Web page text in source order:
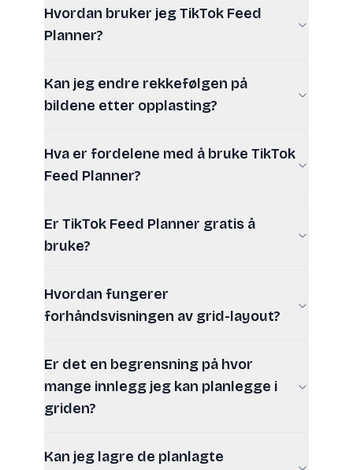
Hvordan bruker jeg TikTok Feed
Planner?
Kan jeg endre rekkefølgen på
bildene etter opplasting?
Hva er fordelene med å bruke TikTok
Feed Planner?
Er TikTok Feed Planner gratis å
bruke?
Hvordan fungerer
forhåndsvisningen av grid-layout?
Er det en begrensning på hvor
mange innlegg jeg kan planlegge i
griden?
Kan jeg lagre de planlagte